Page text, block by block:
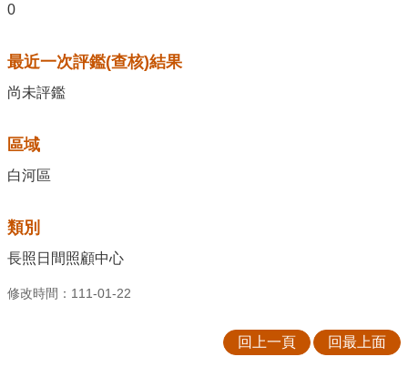
0
最近一次評鑑(查核)結果
尚未評鑑
區域
白河區
類別
長照日間照顧中心
修改時間：111-01-22
回上一頁 回最上面